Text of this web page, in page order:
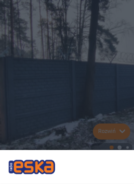
Rozwiń